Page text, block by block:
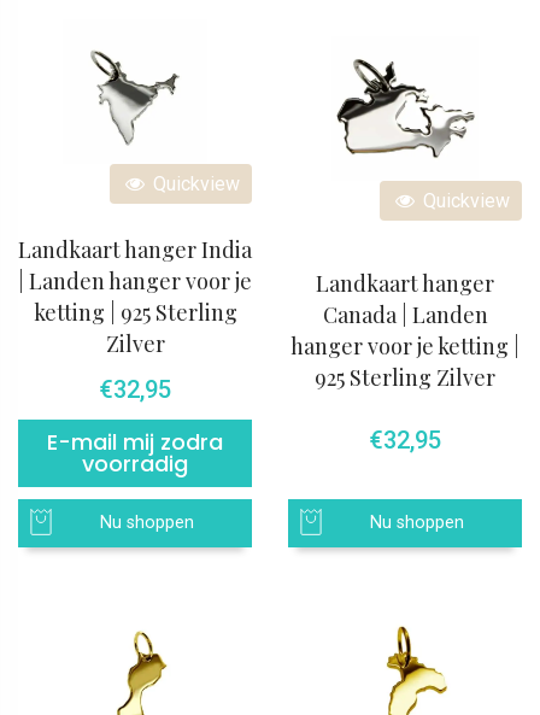
Quickview
Landkaart hanger India
| Landen hanger voor je
ketting | 925 Sterling
Zilver
€32,95
E-mail mij zodra
voorradig
Nu shoppen
Quickview
Landkaart hanger
Canada | Landen
hanger voor je ketting |
925 Sterling Zilver
€32,95
Nu shoppen